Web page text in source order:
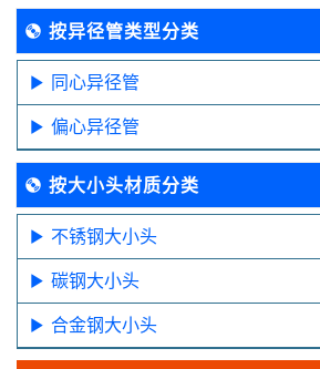
按异径管类型分类
同心异径管
偏心异径管
按大小头材质分类
不锈钢大小头
碳钢大小头
合金钢大小头